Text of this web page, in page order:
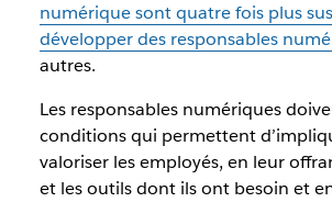
numérique sont quatre fois plus
développer des responsables
autres.
Les responsables numériques
conditions qui permettent
valoriser les employés, en leur
et les outils dont ils ont besoin et